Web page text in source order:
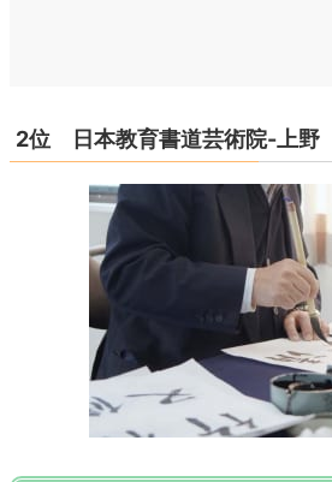
2位 日本教育書道芸術院-上野